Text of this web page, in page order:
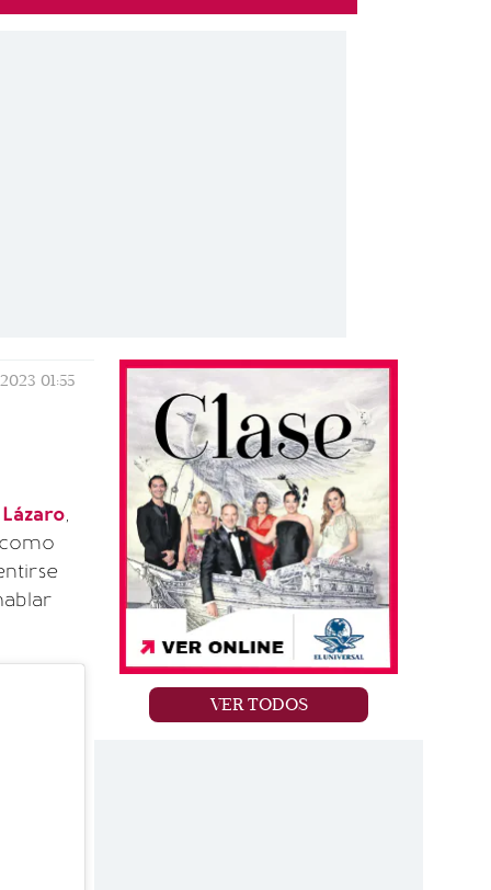
01:55
Lázaro,
VER TODOS